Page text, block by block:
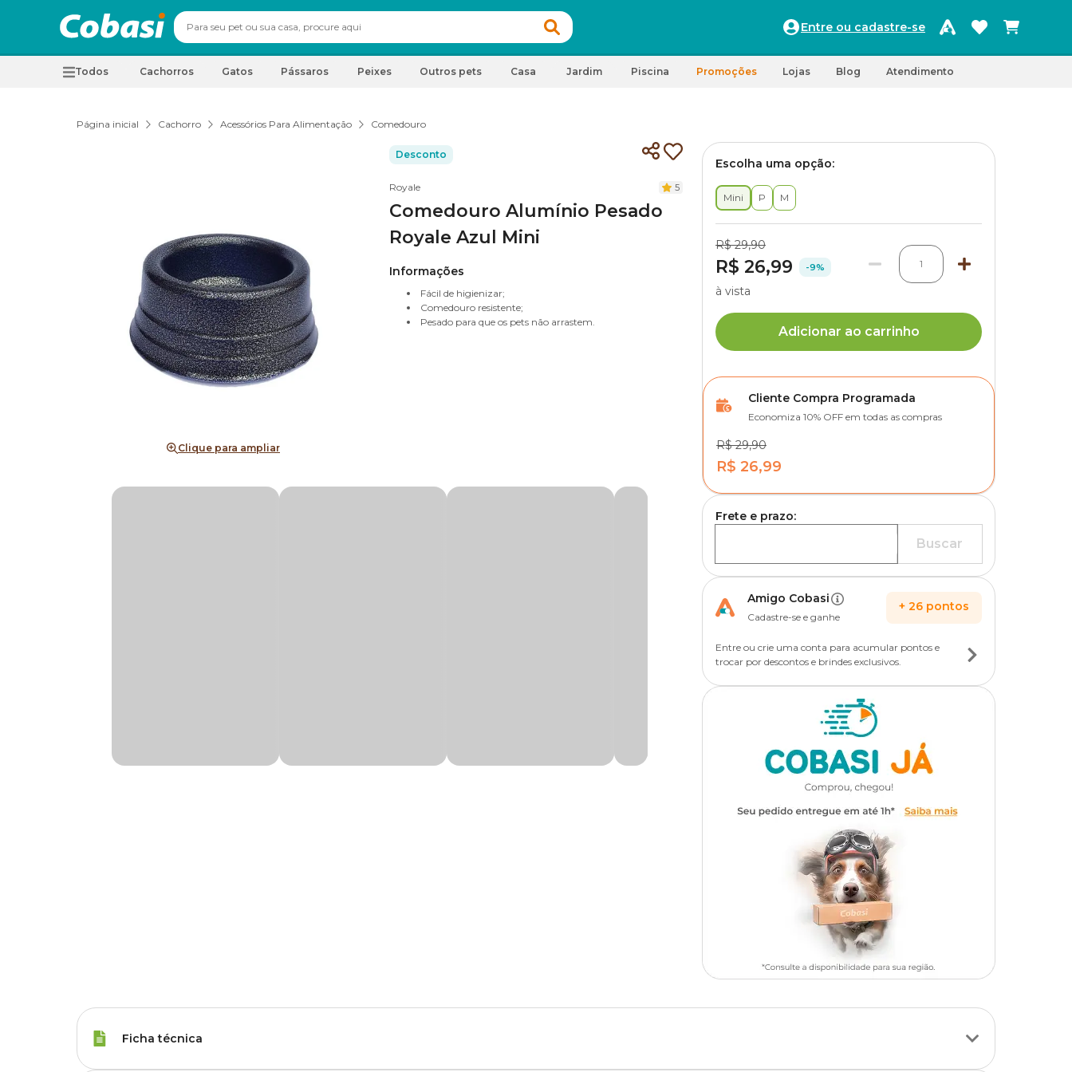
Entre ou cadastre-se
Todos Cachorros Gatos Pássaros Peixes Outros pets Casa Jardim Piscina Promoções Lojas Blog Atendimento
Página inicial Cachorro Acessórios Para Alimentação Comedouro
Clique para ampliar
Desconto
Royale 5
Comedouro Alumínio Pesado
Royale Azul Mini
Informações
Fácil de higienizar;
Comedouro resistente;
Pesado para que os pets não arrastem.
Escolha uma opção:
Mini P M
R$ 29,90
R$ 26,99 -9% 1
à vista
Adicionar ao carrinho
Cliente Compra Programada
Economiza 10% OFF em todas as compras
R$ 29,90
R$ 26,99
Frete e prazo:
Buscar
Amigo Cobasi
Cadastre-se e ganhe
+ 26 pontos
Entre ou crie uma conta para acumular pontos e
trocar por descontos e brindes exclusivos.
Ficha técnica